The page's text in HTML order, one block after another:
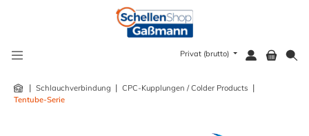
Privat (brutto)
| Schlauchverbindung | CPC-Kupplungen / Colder Products |
Tentube-Serie